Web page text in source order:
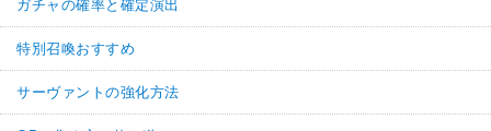
ガチャの確率と確定演出
特別召喚おすすめ
サーヴァントの強化方法